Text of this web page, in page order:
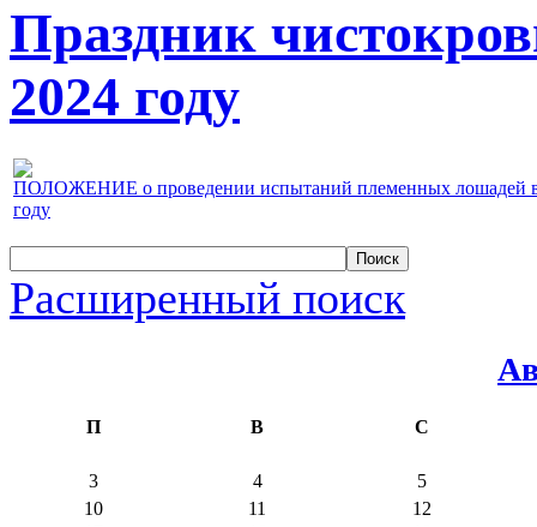
Праздник
2024 году
ПОЛОЖЕНИЕ о проведении испытаний племенных лошадей
году
Расширенный поиск
П В С
3 4
5
10
11
12